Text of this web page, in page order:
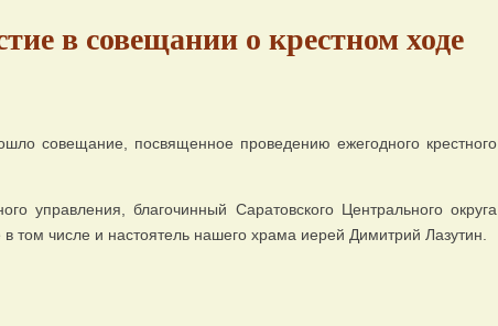
в совещании о крестном ходе
совещание, посвященное проведению ежегодного крестного
управления, благочинный Саратовского Центрального округа
том числе и настоятель нашего храма иерей Димитрий Лазутин.